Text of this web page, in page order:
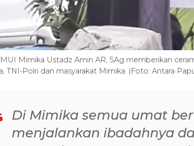
Mimika Ustadz Amin AR, SAg memberikan
TNI-Polri dan masyarakat Mimika. (Foto: Antara
Di Mimika semua umat
menjalankan ibadahnya